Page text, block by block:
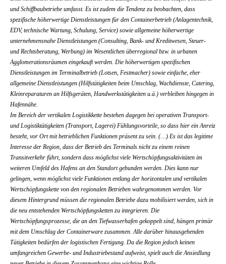
und Schiffbaubetriebe umfasst. Es ist zudem die Tendenz zu beobachten, dass
spezifische höherwertige Dienstleistungen für den Containerbetrieb (Anlagentechnik,
EDV, technische Wartung, Schulung, Service) sowie allgemeine höherwertige
unternehmensnahe Dienstleistungen (Consulting, Bank- und Kreditwesen, Steuer-
und Rechtsberatung, Werbung) im Wesentlichen überregional bzw. in urbanen
Agglomerationsräumen eingekauft werden. Die höherwertigen spezifischen
Dienstleistungen im Terminalbetrieb (Lotsen, Festmacher) sowie einfache, eher
allgemeine Dienstleistungen (Hilfstätigkeiten beim Umschlag, Wachdienste, Catering,
Kleinreparaturen an Hilfsgeräten, Handwerkstätigkeiten u.ä.) verbleiben hingegen in
Hafennähe.
Im Bereich der vertikalen Logistikkette bestehen dagegen bei operativen Transport-
und Logistiktätigkeiten (Transport, Lagerei) Fühlungsvorteile, so dass hier ein Anreiz
besteht, vor Ort mit betrieblichen Funktionen präsent zu sein. (…) Es ist das legitime
Interesse der Region, dass der Betrieb des Terminals nicht zu einem reinen
Transitverkehr führt, sondern dass möglichst viele Wertschöpfungsaktivitäten im
weiteren Umfeld des Hafens an den Standort gebunden werden. Dies kann nur
gelingen, wenn möglichst viele Funktionen entlang der horizontalen und vertikalen
Wertschöpfungskette von den regionalen Betrieben wahrgenommen werden. Vor
diesem Hintergrund müssen die regionalen Betriebe dazu mobilisiert werden, sich in
die neu entstehenden Wertschöpfungsketten zu integrieren. Die
Wertschöpfungsprozesse, die an den Tiefwasserhafen gekoppelt sind, hängen primär
mit dem Umschlag der Containerware zusammen. Alle darüber hinausgehenden
Tätigkeiten bedürfen der logistischen Fertigung. Da die Region jedoch keinen
umfangreichen Gewerbe- und Industriebestand aufweist, spielt auch die Ansiedlung